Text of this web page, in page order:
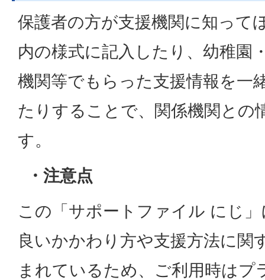
保護者の方が支援機関に知って
内の様式に記入したり、幼稚園
機関等でもらった支援情報を一
たりすることで、関係機関との
す。
・注意点
この「サポートファイル にじ
良いかかわり方や支援方法に関
まれているため、ご利用時はプ